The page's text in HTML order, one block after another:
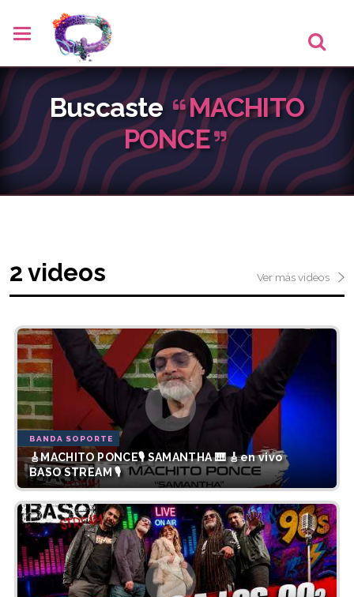
Buscaste
MACHITO
PONCE
2 videos Ver más videos
BANDA SOPORTE
🎸MACHITO PONCE🎙️ SAMANTHA 🎹 🎸en vivo
BASO STREAM 🎙️